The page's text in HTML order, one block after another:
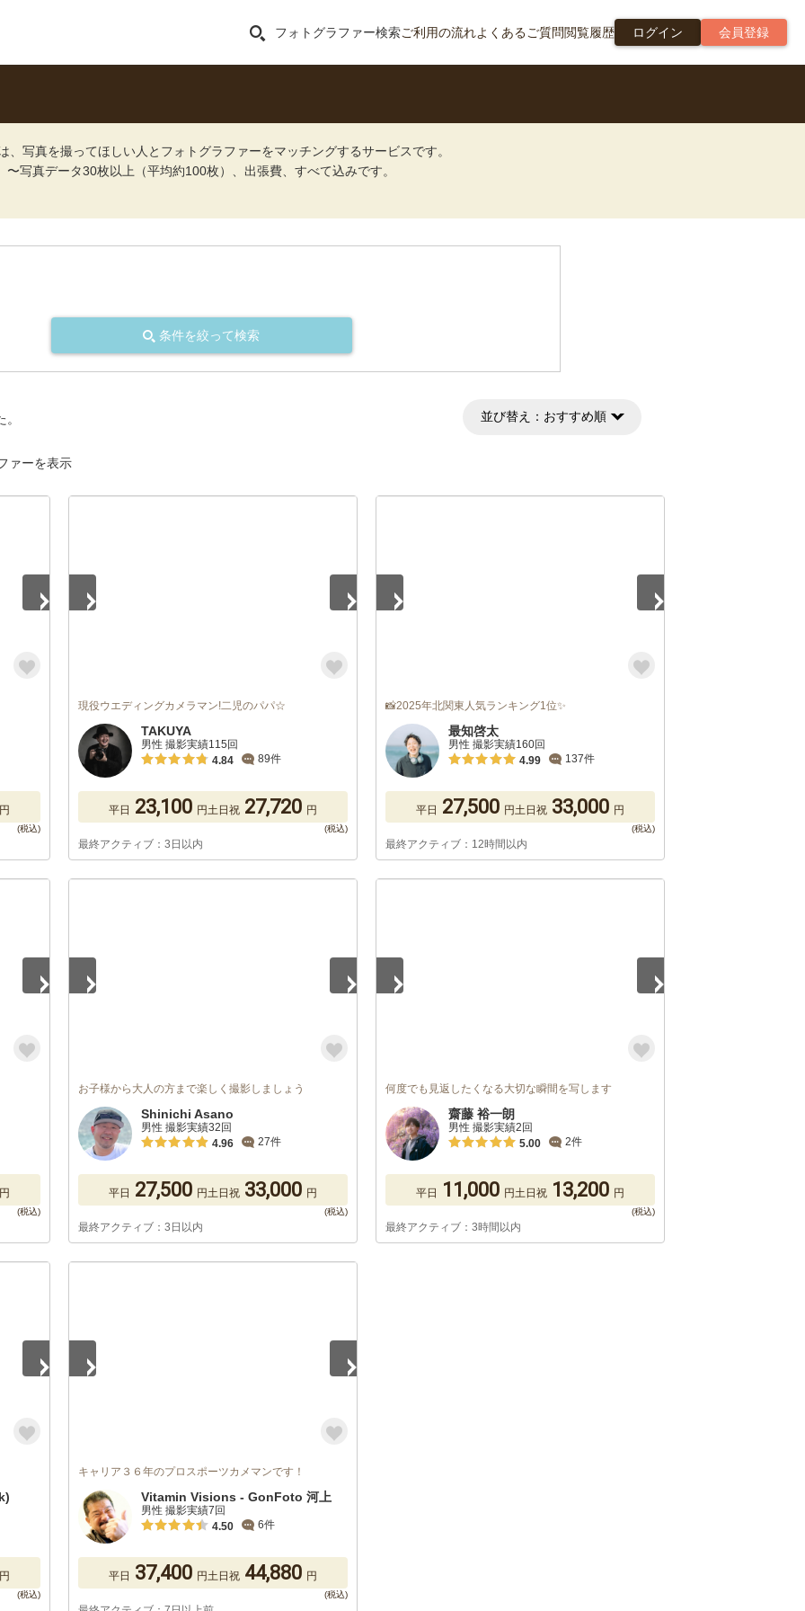
フォトグラファー検索ご利用の流れよくあるご質問閲覧履歴 ログイン 会員登録
、写真を撮ってほしい人とフォトグラファーをマッチングするサービスです。
写真データ30枚以上（平均約100枚）、出張費、すべて込みです。
条件を絞って検索
並び替え： おすすめ順
ァーを表示
円
現役ウエディングカメラマン!二児のパパ☆
TAKUYA
男性 撮影実績115回
4.84
89件
平日 23,100 円土日祝 27,720 円
最終アクティブ：3日以内
📸2025年北関東人気ランキング1位✨
最知啓太
男性 撮影実績160回
4.99
137件
平日 27,500 円土日祝 33,000 円
最終アクティブ：12時間以内
円
お子様から大人の方まで楽しく撮影しましょう
Shinichi Asano
男性 撮影実績32回
4.96
27件
平日 27,500 円土日祝 33,000 円
最終アクティブ：3日以内
何度でも見返したくなる大切な瞬間を写します
齋藤 裕一朗
男性 撮影実績2回
5.00
2件
平日 11,000 円土日祝 13,200 円
最終アクティブ：3時間以内
円
キャリア３６年のプロスポーツカメマンです！
Vitamin Visions - GonFoto 河上
男性 撮影実績7回
4.50
6件
平日 37,400 円土日祝 44,880 円